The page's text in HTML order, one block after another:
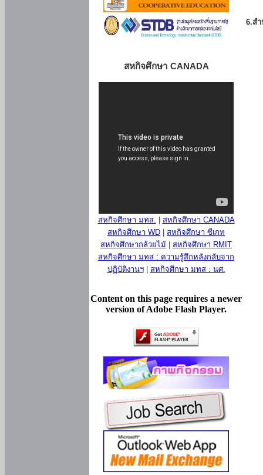
สหกิจศึกษา CANADA
สหกิจศึกษา มทส.
สหกิจศึกษา CANADA
สหกิจศึกษา WD
สหกิจศึกษา ซีเกท
สหกิจศึกษากล้วยไม้
สหกิจศึกษา RMIT
สหกิจศึกษา มทส : ความรู้สึกหลังกลับจาก
ปฏิบัติงานฯ| สหกิจศึกษา มทส : นศ.
Content on this page requires a newer
version of Adobe Flash Player.
6.ส